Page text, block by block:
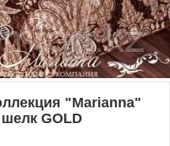
"Marianna"
GOLD